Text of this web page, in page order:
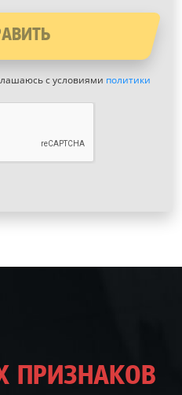
с условиями политики
ПРИЗНАКОВ